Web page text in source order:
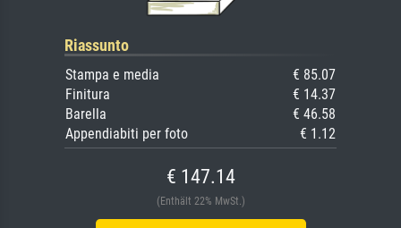
Riassunto
Stampa e media
€ 85.07
Finitura
€ 14.37
Barella
€ 46.58
Appendiabiti per foto
€ 1.12
€ 147.14
(Enthält 22% MwSt.)